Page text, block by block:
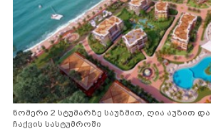
ნომერი 2 სტუმარზე საუზმით, ღია აუზით
ჩაქვის სასტუმროში